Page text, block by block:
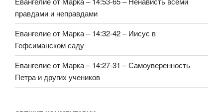
правдами и неправдами
Евангелие от Марка – 14:32-42 – Иисус в
Гефсиманском саду
Евангелие от Марка – 14:27-31 – Самоуверенность
Петра и других учеников